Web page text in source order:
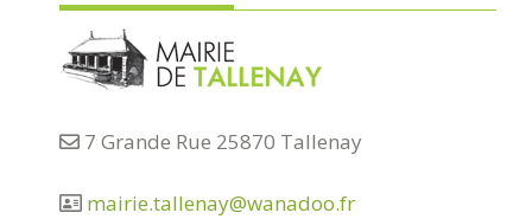
7 Grande Rue 25870 Tallenay
mairie.tallenay@wanadoo.fr